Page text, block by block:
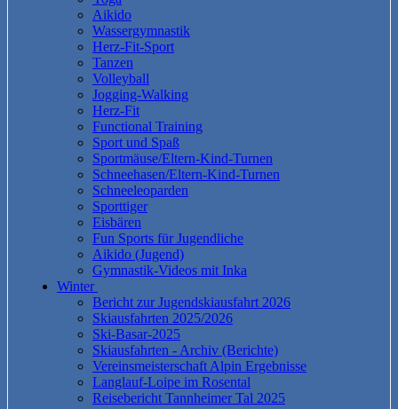
Aikido
Wassergymnastik
Herz-Fit-Sport
Tanzen
Volleyball
Jogging-Walking
Herz-Fit
Functional Training
Sport und Spaß
Sportmäuse/Eltern-Kind-Turnen
Schneehasen/Eltern-Kind-Turnen
Schneeleoparden
Sporttiger
Eisbären
Fun Sports für Jugendliche
Aikido (Jugend)
Gymnastik-Videos mit Inka
Winter
Bericht zur Jugendskiausfahrt 2026
Skiausfahrten 2025/2026
Ski-Basar-2025
Skiausfahrten - Archiv (Berichte)
Vereinsmeisterschaft Alpin Ergebnisse
Langlauf-Loipe im Rosental
Reisebericht Tannheimer Tal 2025